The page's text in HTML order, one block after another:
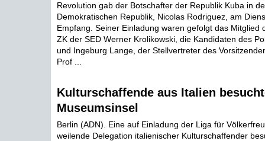
Revolution gab der Botschafter der Republik Kuba in
Demokratischen Republik, Nicolas Rodriguez, am
Empfang. Seiner Einladung waren gefolgt das Mitglied
ZK der SED Werner Krolikowski, die Kandidaten des
und Ingeburg Lange, der Stellvertreter des
Prof ...
Kulturschaffende aus Italien
Museumsinsel
Berlin (ADN). Eine auf Einladung der Liga für
weilende Delegation italienischer Kulturschaffender